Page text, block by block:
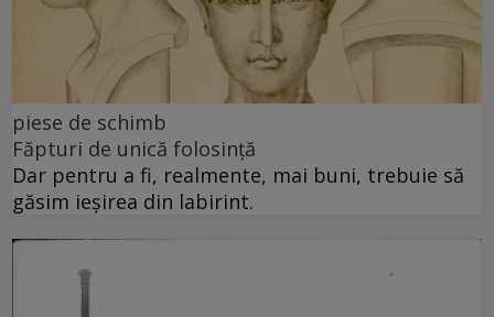
piese de schimb
Făpturi de unică folosință
Dar pentru a fi, realmente, mai buni, trebuie să
găsim ieșirea din labirint.